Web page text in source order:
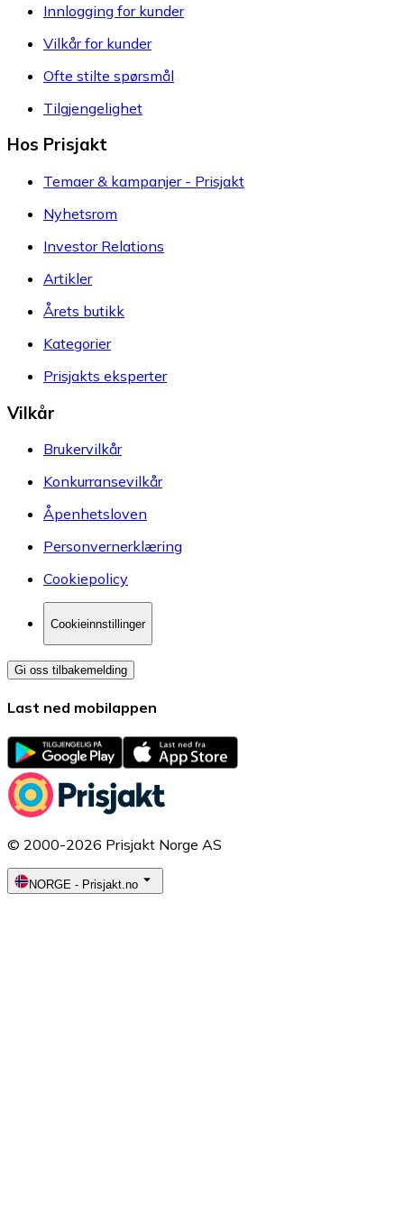
Innlogging for kunder
Vilkår for kunder
Ofte stilte spørsmål
Tilgjengelighet
Hos Prisjakt
Temaer & kampanjer - Prisjakt
Nyhetsrom
Investor Relations
Artikler
Årets butikk
Kategorier
Prisjakts eksperter
Vilkår
Brukervilkår
Konkurransevilkår
Åpenhetsloven
Personvernerklæring
Cookiepolicy
Cookieinnstillinger
Gi oss tilbakemelding
Last ned mobilappen
© 2000-2026 Prisjakt Norge AS
NORGE - Prisjakt.no